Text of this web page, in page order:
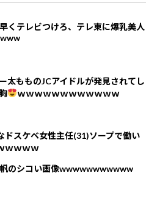
くテレビつけろ、テレ東に爆乳美人
太もものJCアイドルが発見されてし
ｗｗｗｗｗｗｗｗｗｗｗｗ
ドスケベ女性主任(31)ソープで働い
ｗｗｗｗ
帆のシコい画像wwwwwwwwwww